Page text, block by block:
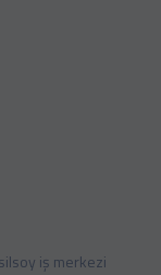
iş merkezi